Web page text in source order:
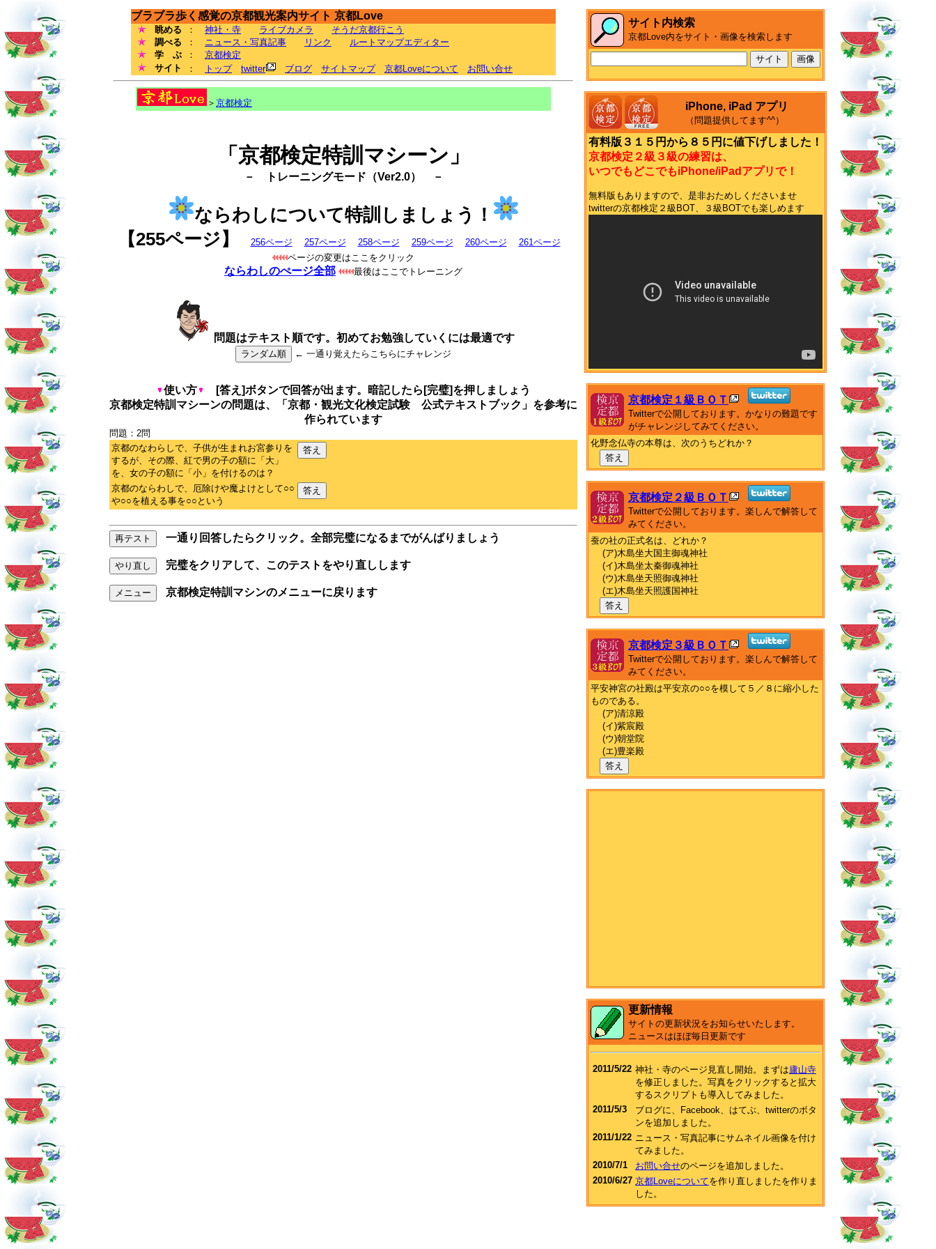
ブラブラ歩く感覚の京都観光案内サイト 京都Love
眺める ： 神社・寺 ライブカメラ
そうだ京都行こう
調べる
： ニュース・写真記事 リンク
ルートマップエディター
学 ぶ
： 京都検定
サイト
： トップ twitter ブログ サイトマップ 京都Loveについて お問い合せ
＞ 京都検定
「京都検定特訓マシーン」
－ トレーニングモード（Ver2.0） －
ならわしについて特訓しましょう！
【255ページ】
256ページ 257ページ 258ページ 259ページ 260ページ
261ページ
ページの変更はここをクリック
ならわしのぺージ全部 最後はここでトレーニング
問題はテキスト順です。初めてお勉強していくには最適です
ランダム順 ← 一通り覚えたらこちらにチャレンジ
使い方
[答え]ボタンで回答が出ます。暗記したら[完璧]を押しましょう
京都検定特訓マシーンの問題は、「京都・観光文化検定試験 公式テキストブック」を参考に
作られています
問題：2問
京都のなわらしで、子供が生まれお宮参りを
するが、その際、紅で男の子の額に「大」
を、女の子の額に「小」を付けるのは？
答え
京都のならわしで、厄除けや魔よけとして○○
や○○を植える事を○○という
答え
再テスト 一通り回答したらクリック。全部完璧になるまでがんばりましょう
やり直し 完璧をクリアして、このテストをやり直しします
メニュー 京都検定特訓マシンのメニューに戻ります
サイト内検索
京都Love内をサイト・画像を検索します
iPhone, iPad アプリ
（問題提供してます^^）
有料版３１５円から８５円に値下げしました！
京都検定２級３級の練習は、
いつでもどこでもiPhone/iPadアプリで！
無料版もありますので、是非おためしくださいませ
twitterの京都検定２級BOT、３級BOTでも楽しめます
京都検定１級ＢＯＴ
Twitterで公開しております。かなりの難題です
がチャレンジしてみてください。
化野念仏寺の本尊は、次のうちどれか？
答え
京都検定２級ＢＯＴ
Twitterで公開しております。楽しんで解答して
みてください。
蚕の社の正式名は、どれか？
(ア)木島坐大国主御魂神社
(イ)木島坐太秦御魂神社
(ウ)木島坐天照御魂神社
(エ)木島坐天照護国神社
答え
京都検定３級ＢＯＴ
Twitterで公開しております。楽しんで解答して
みてください。
平安神宮の社殿は平安京の○○を模して５／８に縮小した
ものである。
(ア)清涼殿
(イ)紫宸殿
(ウ)朝堂院
(エ)豊楽殿
答え
更新情報
サイトの更新状況をお知らせいたします。
ニュースはほぼ毎日更新です
2011/5/22 神社・寺のページ見直し開始。まずは廬山寺
を修正しました。写真をクリックすると拡大
するスクリプトも導入してみました。
2011/5/3
ブログに、Facebook、はてぶ、twitterのボタ
ンを追加しました。
2011/1/22 ニュース・写真記事にサムネイル画像を付け
てみました。
2010/7/1
お問い合せのページを追加しました。
2010/6/27 京都Loveについてを作り直しましたを作りま
した。